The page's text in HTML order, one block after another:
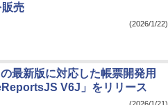
販売
(2026/1/22)
最新版に対応した帳票開発用
V6J」をリリース